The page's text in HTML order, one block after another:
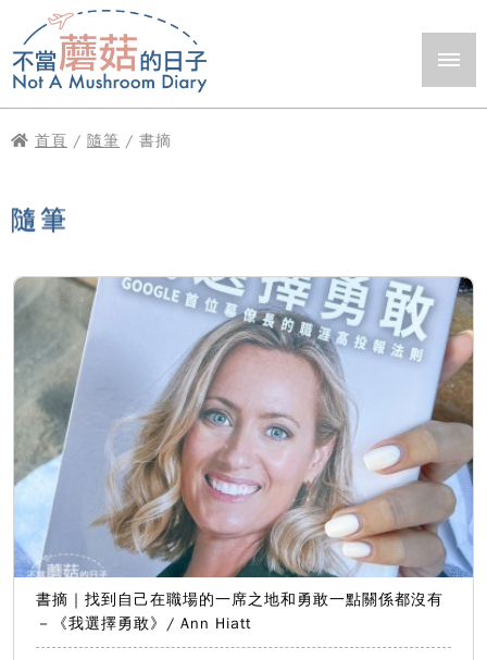
首頁 / 隨筆 / 書摘
隨筆
書摘｜找到自己在職場的一席之地和勇敢一點關係都沒有
－《我選擇勇敢》/ Ann Hiatt